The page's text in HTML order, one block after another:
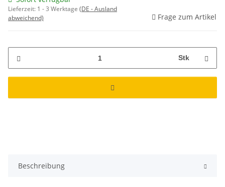
Lieferzeit: 1 - 3 Werktage (DE - Ausland
abweichend)
Frage zum Artikel
Stk
Beschreibung